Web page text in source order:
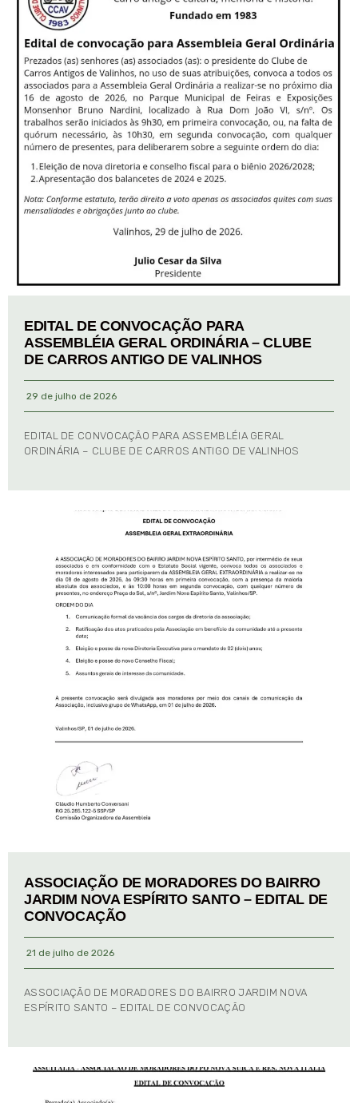
EDITAL DE CONVOCAÇÃO PARA
ASSEMBLÉIA GERAL ORDINÁRIA – CLUBE
DE CARROS ANTIGO DE VALINHOS
29 de julho de 2026
EDITAL DE CONVOCAÇÃO PARA ASSEMBLÉIA GERAL
ORDINÁRIA – CLUBE DE CARROS ANTIGO DE VALINHOS
ASSOCIAÇÃO DE MORADORES DO BAIRRO
JARDIM NOVA ESPÍRITO SANTO – EDITAL DE
CONVOCAÇÃO
21 de julho de 2026
ASSOCIAÇÃO DE MORADORES DO BAIRRO JARDIM NOVA
ESPÍRITO SANTO – EDITAL DE CONVOCAÇÃO